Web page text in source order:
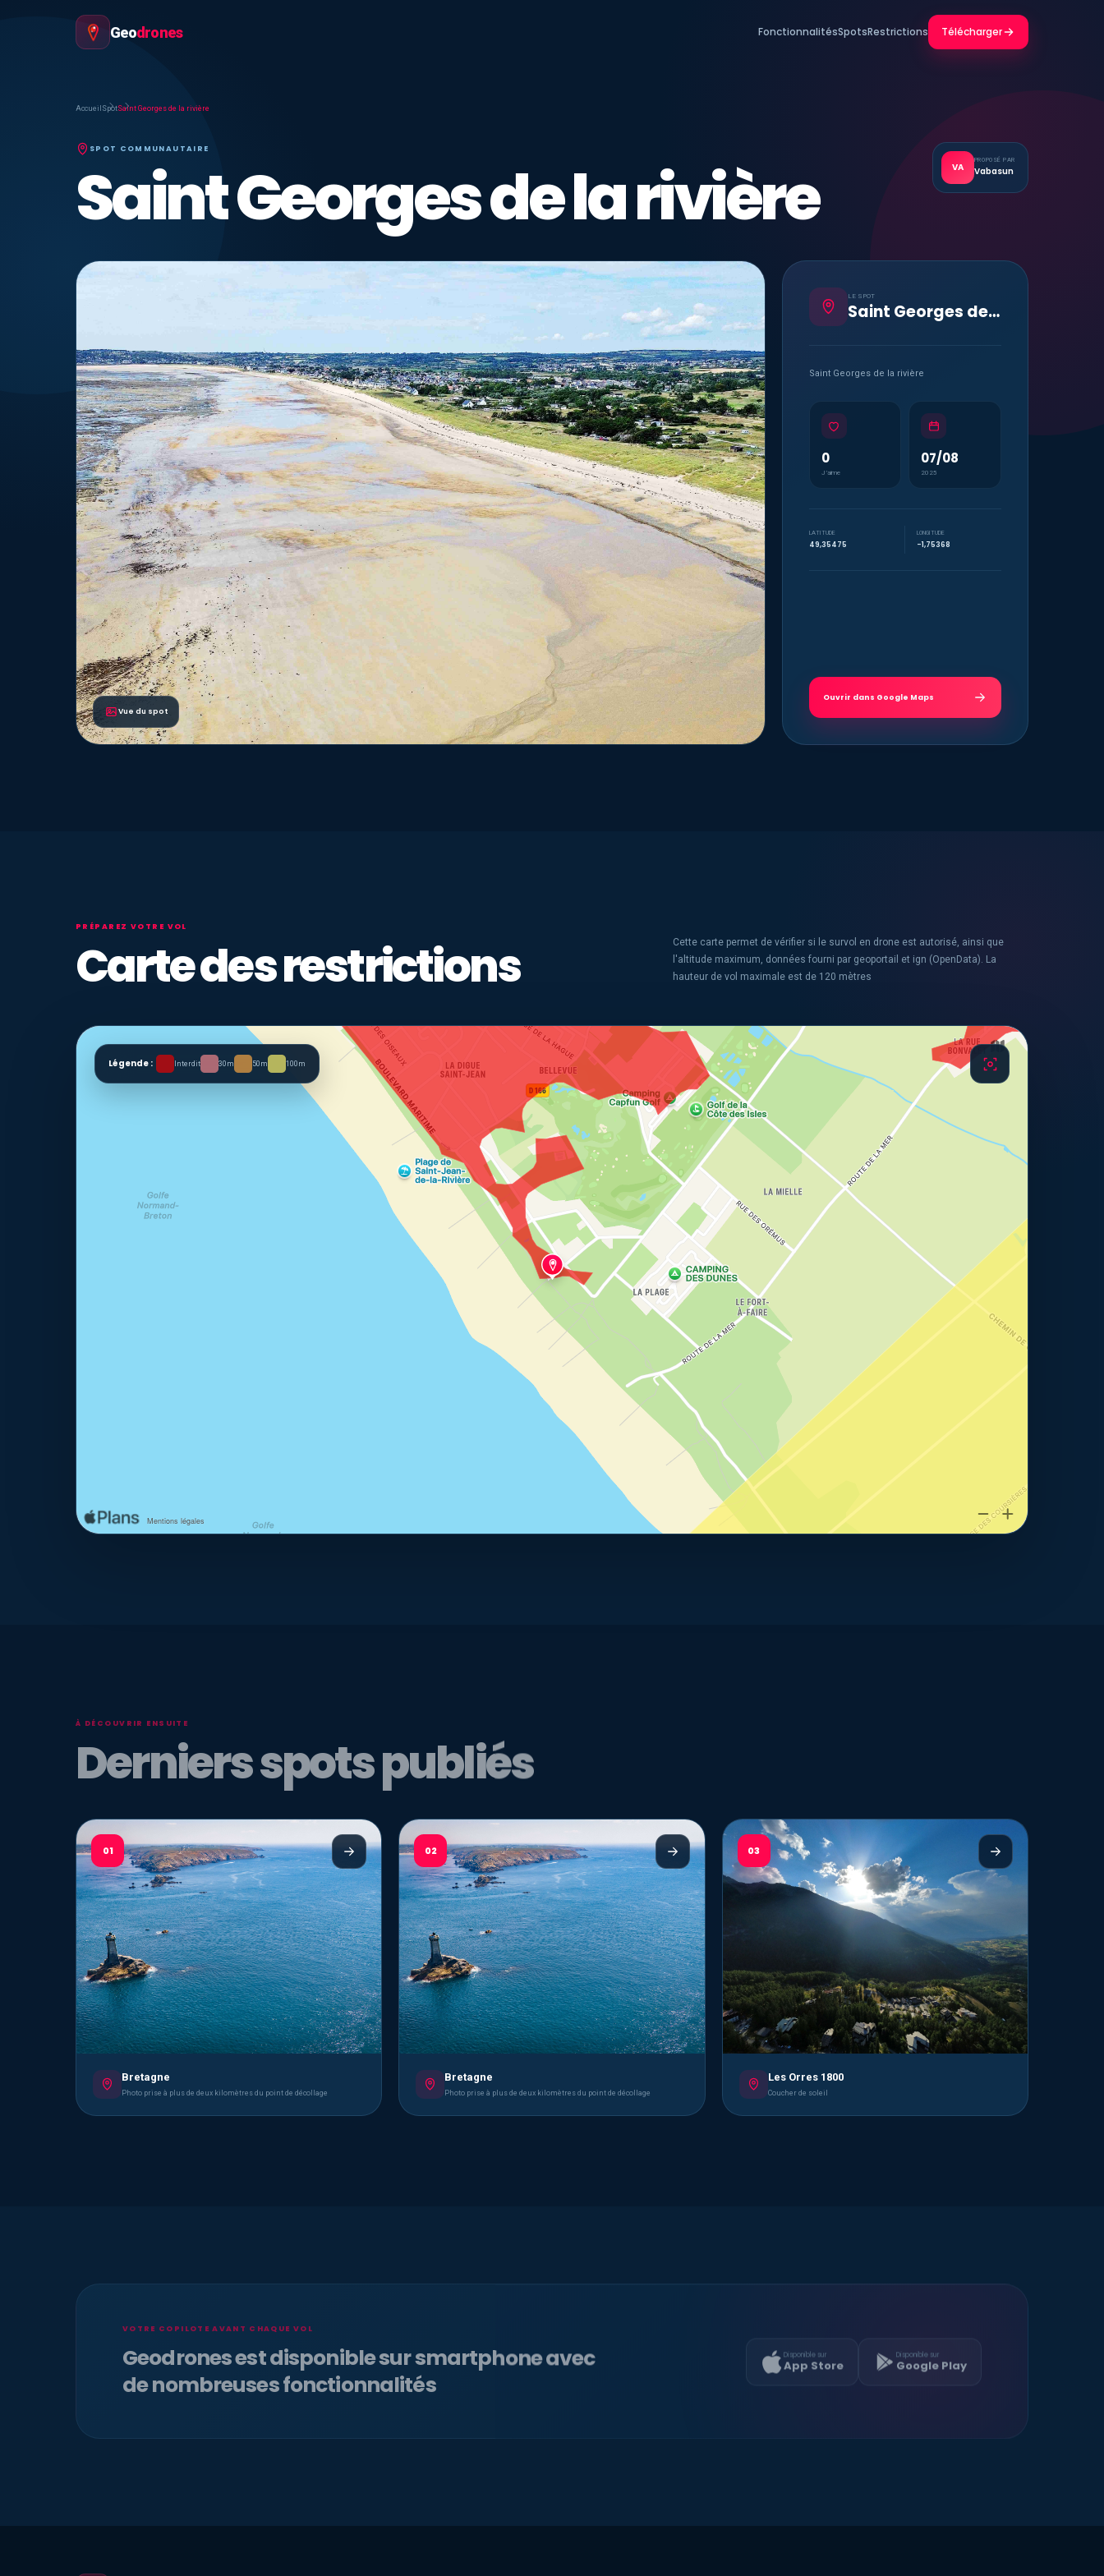
Geodrones FonctionnalitésSpotsRestrictions Télécharger
Accueil SpotSaint Georges de la rivière
SPOT COMMUNAUTAIRE
Saint Georges de la rivière VA
PROPOSÉ PAR
Vabasun
Vue du spot
LE SPOT
Saint Georges de la rivière
Saint Georges de la rivière
0
J’aime
07/08
2025
LATITUDE
49,35475
LONGITUDE
-1,75368
Ouvrir dans Google Maps
PRÉPAREZ VOTRE VOL
Carte des restrictions
Cette carte permet de vérifier si le survol en drone est autorisé, ainsi que
l'altitude maximum, données fourni par geoportail et ign (OpenData). La
hauteur de vol maximale est de 120 mètres
Légende : Interdit 30m 50m 100m
À DÉCOUVRIR ENSUITE
Derniers spots publiés
01
Bretagne
Photo prise à plus de deux kilomètres du point de décollage
02
Bretagne
Photo prise à plus de deux kilomètres du point de décollage
03
Les Orres 1800
Coucher de soleil
VOTRE COPILOTE AVANT CHAQUE VOL
Geodrones est disponible sur smartphone avec
de nombreuses fonctionnalités
Disponible sur
App Store
Disponible sur
Google Play